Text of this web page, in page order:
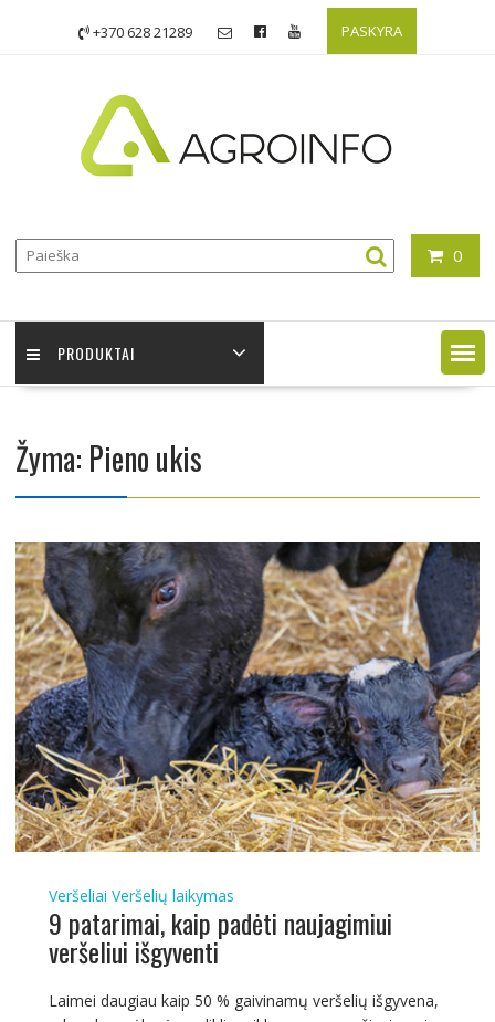
+370 628 21289 PASKYRA
0
PRODUKTAI
Žyma: Pieno ukis
Veršeliai Veršelių laikymas
9 patarimai, kaip padėti naujagimiui
veršeliui išgyventi
Laimei daugiau kaip 50 % gaivinamų veršelių išgyvena,